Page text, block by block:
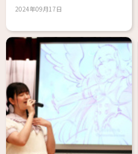
2024年09月17日